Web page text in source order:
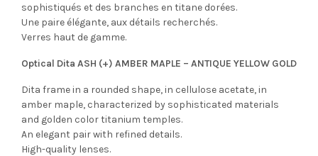
sophistiqués et des branches en titane dorées.
Une paire élégante, aux détails recherchés.
Verres haut de gamme.
Optical Dita ASH (+) AMBER MAPLE – ANTIQUE YELLOW GOLD
Dita frame in a rounded shape, in cellulose acetate, in
amber maple, characterized by sophisticated materials
and golden color titanium temples.
An elegant pair with refined details.
High-quality lenses.